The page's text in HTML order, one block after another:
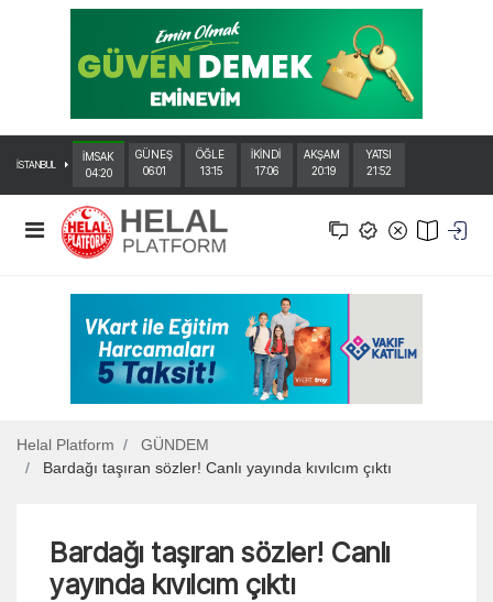
İSTANBUL
İMSAK
04:20
GÜNEŞ
06:01
ÖĞLE
13:15
İKİNDİ
17:06
AKŞAM
20:19
YATSI
21:52
Helal Platform
GÜNDEM
Bardağı taşıran sözler! Canlı yayında kıvılcım çıktı
Bardağı taşıran sözler! Canlı
yayında kıvılcım çıktı